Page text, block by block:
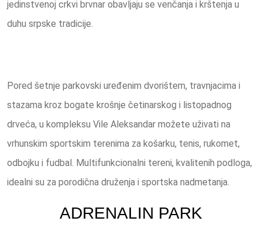
jedinstvenoj crkvi brvnar obavljaju se venčanja i krštenja u
duhu srpske tradicije.
Pored šetnje parkovski uređenim dvorištem, travnjacima i
stazama kroz bogate krošnje četinarskog i listopadnog
drveća, u kompleksu Vile Aleksandar možete uživati na
vrhunskim sportskim terenima za košarku, tenis, rukomet,
odbojku i fudbal. Multifunkcionalni tereni, kvalitenih podloga,
idealni su za porodična druženja i sportska nadmetanja.
ADRENALIN PARK